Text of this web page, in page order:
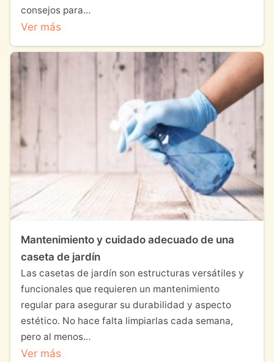
consejos para…
Ver más
Mantenimiento y cuidado adecuado de una
caseta de jardín
Las casetas de jardín son estructuras versátiles y
funcionales que requieren un mantenimiento
regular para asegurar su durabilidad y aspecto
estético. No hace falta limpiarlas cada semana,
pero al menos…
Ver más